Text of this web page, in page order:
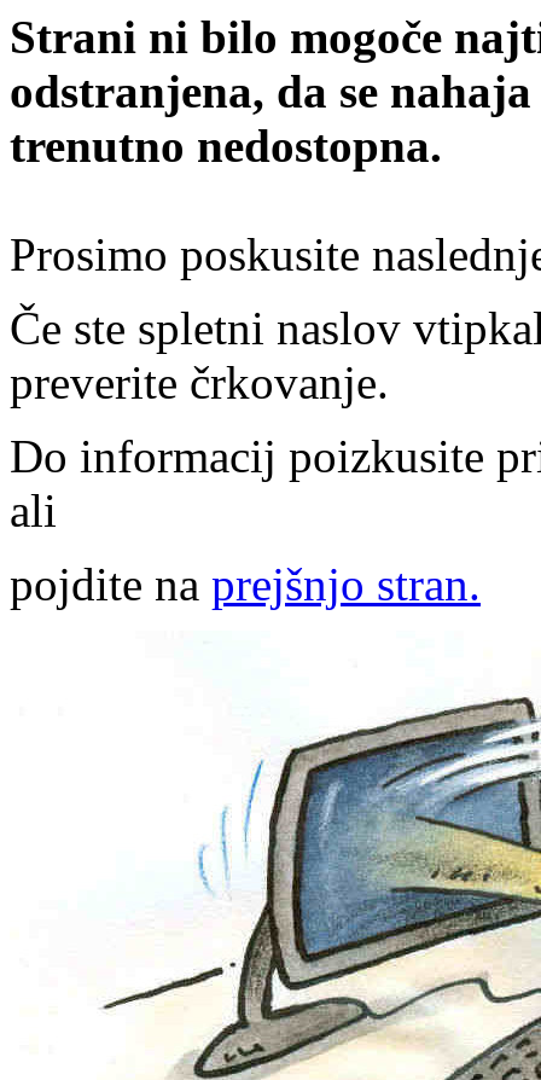
Strani ni bilo mogoče
odstranjena, da se
trenutno nedostopna.
Prosimo poskusite
Če ste spletni naslov
preverite črkovanje.
Do informacij poizkusite
ali
pojdite na prejšnjo stran.